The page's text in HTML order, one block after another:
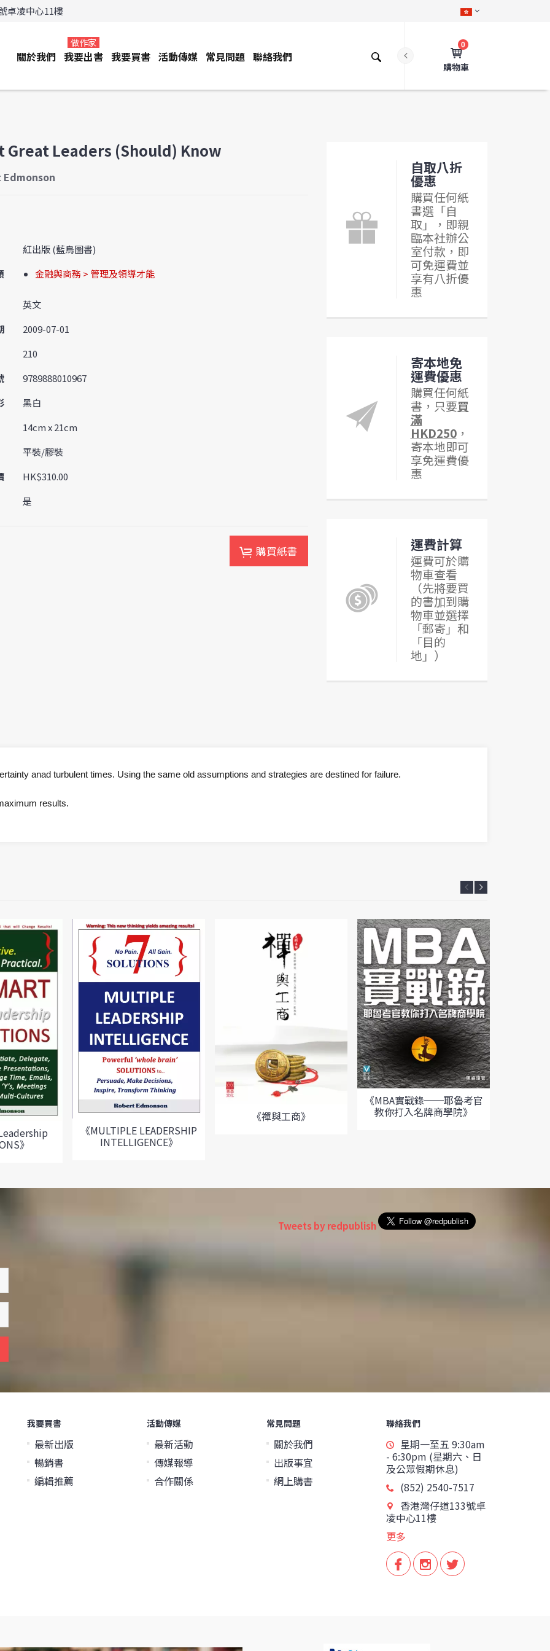
卓凌中心11樓
0
購物車
關於我們 我要出書
做作家
我要買書 活動傳媒 常見問題 聯絡我們
Great Leaders (Should) Know
紅出版 (藍鳥圖書)
金融與商務 > 管理及領導才能
英文
2009-07-01
210
9789888010967
黑白
14cm x 21cm
平裝/膠裝
HK$310.00
是
購買紙書
自取八折
優惠
購買任何紙
書選「自
取」，即親
臨本社辦公
室付款，即
可免運費並
享有八折優
惠
寄本地免
運費優惠
購買任何紙
書，只要買
滿
HKD250，
寄本地即可
享免運費優
惠
運費計算
運費可於購
物車查看
（先將要買
的書加到購
物車並選擇
「郵寄」和
「目的
地」）
anad turbulent times. Using the same old assumptions and strategies are destined for failure.
results.
》
《MULTIPLE LEADERSHIP
INTELLIGENCE》
《禪與工商》
《MBA實戰錄──耶魯考官
教你打入名牌商學院》
Tweets by redpublish
我要買書
最新出版
暢銷書
編輯推薦
活動傳媒
最新活動
傳媒報導
合作關係
常見問題
關於我們
出版事宜
網上購書
聯絡我們
星期一至五 9:30am
- 6:30pm (星期六、日
及公眾假期休息)
(852) 2540-7517
香港灣仔道133號卓
凌中心11樓
更多